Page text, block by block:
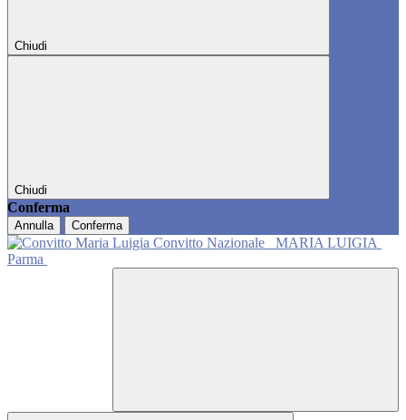
Chiudi
Chiudi
Conferma
Annulla Conferma
Convitto Nazionale
MARIA LUIGIA
Parma